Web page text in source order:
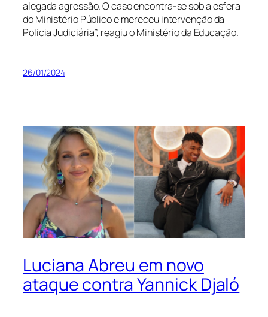
alegada agressão. O caso encontra-se sob a esfera
do Ministério Público e mereceu intervenção da
Polícia Judiciária”, reagiu o Ministério da Educação.
26/01/2024
Luciana Abreu em novo
ataque contra Yannick Djaló